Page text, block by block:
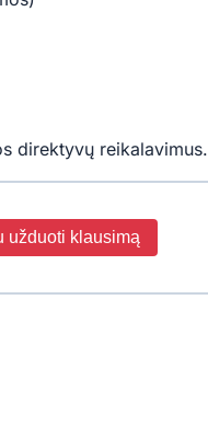
direktyvų reikalavimus.
užduoti klausimą